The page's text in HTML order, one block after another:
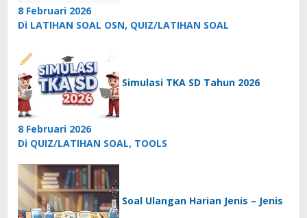
8 Februari 2026
Di LATIHAN SOAL OSN, QUIZ/LATIHAN SOAL
Simulasi TKA SD Tahun 2026
8 Februari 2026
Di QUIZ/LATIHAN SOAL, TOOLS
Soal Ulangan Harian Jenis – Jenis